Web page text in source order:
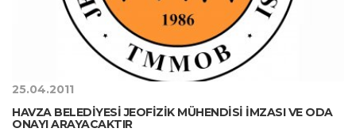
25.04.2011
HAVZA BELEDİYESİ JEOFİZİK MÜHENDİSİ İMZASI VE ODA
ONAYI ARAYACAKTIR